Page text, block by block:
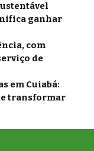
ganhar
com
de
em Cuiabá:
transformar